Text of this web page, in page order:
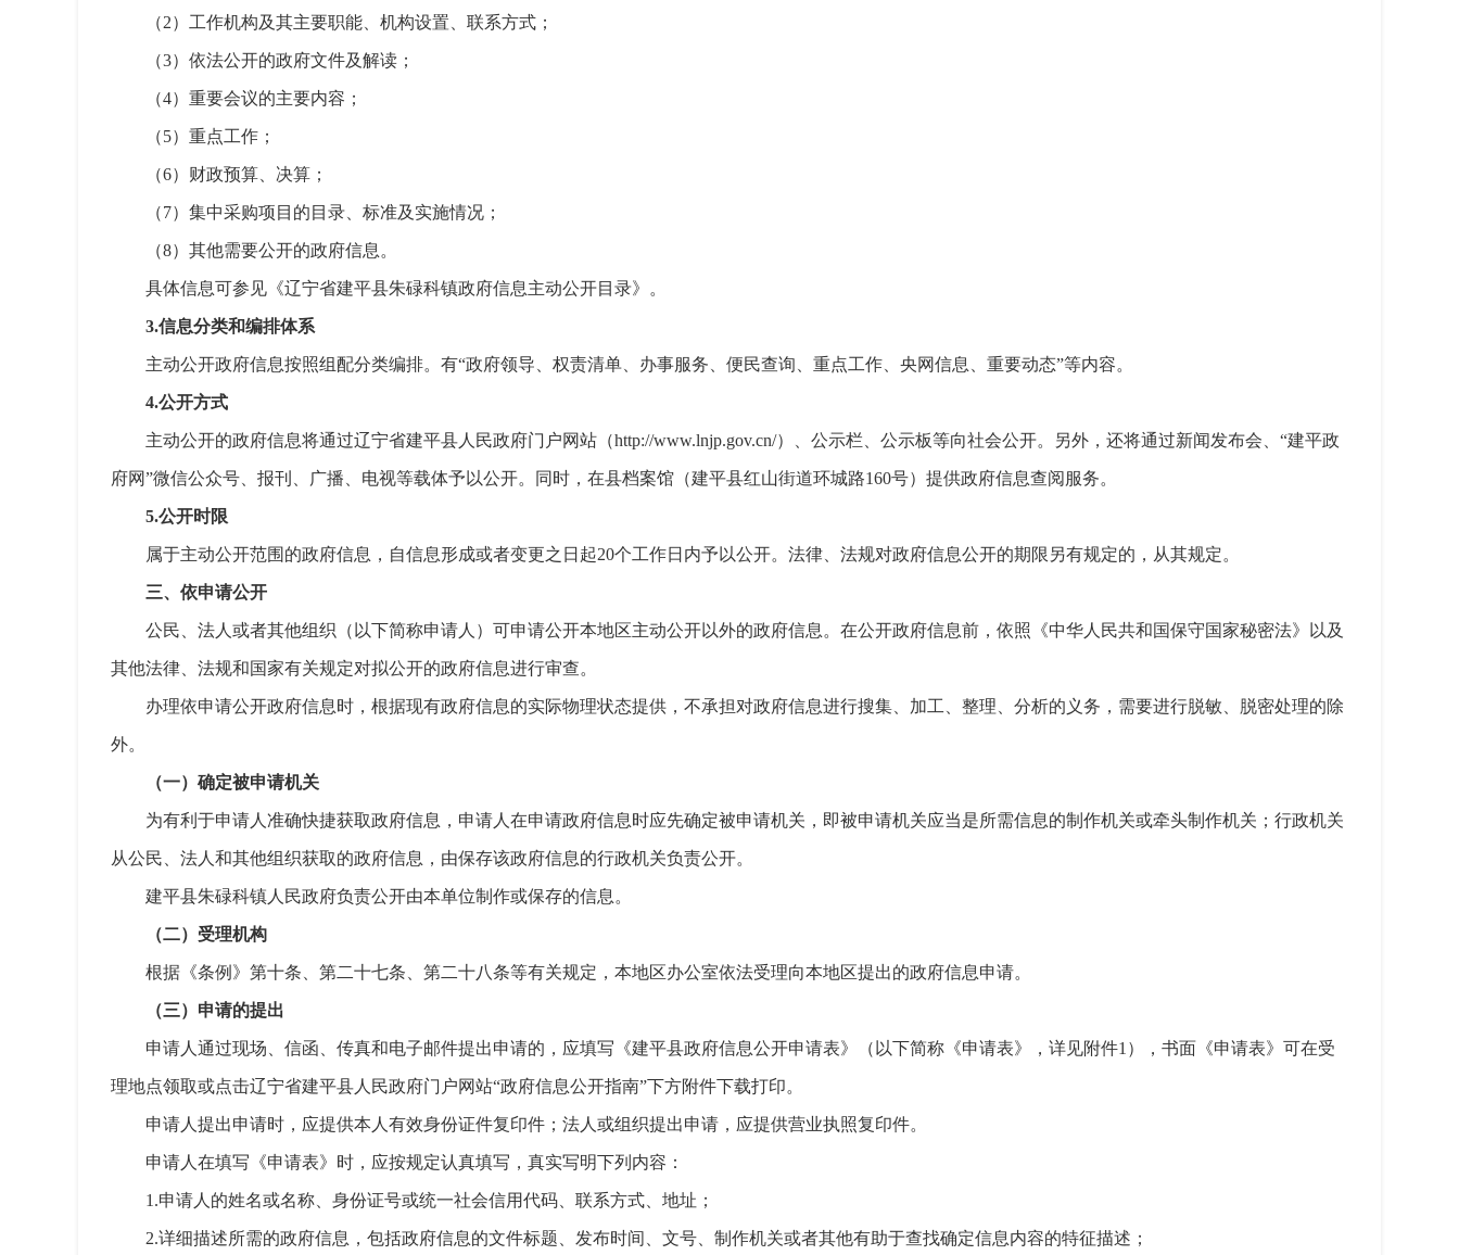
（2）工作机构及其主要职能、机构设置、联系方式；
（3）依法公开的政府文件及解读；
（4）重要会议的主要内容；
（5）重点工作；
（6）财政预算、决算；
（7）集中采购项目的目录、标准及实施情况；
（8）其他需要公开的政府信息。
具体信息可参见《辽宁省建平县朱碌科镇政府信息主动公开目录》。
3.信息分类和编排体系
主动公开政府信息按照组配分类编排。有“政府领导、权责清单、办事服务、便民查询、重点工作、央网信息、重要动态”等内容。
4.公开方式
主动公开的政府信息将通过辽宁省建平县人民政府门户网站（http://www.lnjp.gov.cn/）、公示栏、公示板等向社会公开。另外，还将通过新闻发布会、“建平政
府网”微信公众号、报刊、广播、电视等载体予以公开。同时，在县档案馆（建平县红山街道环城路160号）提供政府信息查阅服务。
5.公开时限
属于主动公开范围的政府信息，自信息形成或者变更之日起20个工作日内予以公开。法律、法规对政府信息公开的期限另有规定的，从其规定。
三、依申请公开
公民、法人或者其他组织（以下简称申请人）可申请公开本地区主动公开以外的政府信息。在公开政府信息前，依照《中华人民共和国保守国家秘密法》以及
其他法律、法规和国家有关规定对拟公开的政府信息进行审查。
办理依申请公开政府信息时，根据现有政府信息的实际物理状态提供，不承担对政府信息进行搜集、加工、整理、分析的义务，需要进行脱敏、脱密处理的除
外。
（一）确定被申请机关
为有利于申请人准确快捷获取政府信息，申请人在申请政府信息时应先确定被申请机关，即被申请机关应当是所需信息的制作机关或牵头制作机关；行政机关
从公民、法人和其他组织获取的政府信息，由保存该政府信息的行政机关负责公开。
建平县朱碌科镇人民政府负责公开由本单位制作或保存的信息。
（二）受理机构
根据《条例》第十条、第二十七条、第二十八条等有关规定，本地区办公室依法受理向本地区提出的政府信息申请。
（三）申请的提出
申请人通过现场、信函、传真和电子邮件提出申请的，应填写《建平县政府信息公开申请表》（以下简称《申请表》，详见附件1），书面《申请表》可在受
理地点领取或点击辽宁省建平县人民政府门户网站“政府信息公开指南”下方附件下载打印。
申请人提出申请时，应提供本人有效身份证件复印件；法人或组织提出申请，应提供营业执照复印件。
申请人在填写《申请表》时，应按规定认真填写，真实写明下列内容：
1.申请人的姓名或名称、身份证号或统一社会信用代码、联系方式、地址；
2.详细描述所需的政府信息，包括政府信息的文件标题、发布时间、文号、制作机关或者其他有助于查找确定信息内容的特征描述；